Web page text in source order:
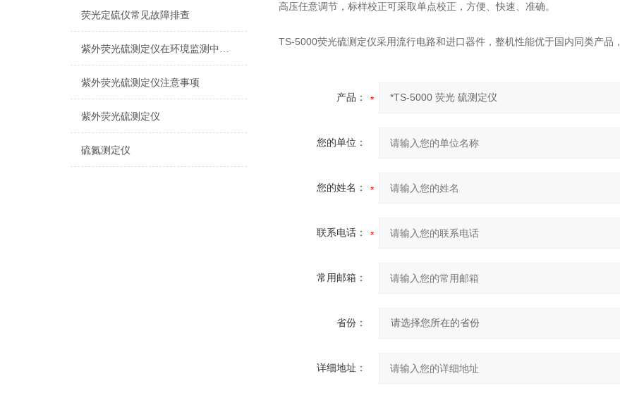
荧光定硫仪常见故障排查
紫外荧光硫测定仪在环境监测中的实际应用
紫外荧光硫测定仪注意事项
紫外荧光硫测定仪
硫氮测定仪
高压任意调节，标样校正可采取单点校正，方便、快速、准确。
TS-5000荧光硫测定仪采用流行电路和进口器件，整机性能优于国内同类产品
产品：
您的单位：
您的姓名：
联系电话：
常用邮箱：
省份：
详细地址：